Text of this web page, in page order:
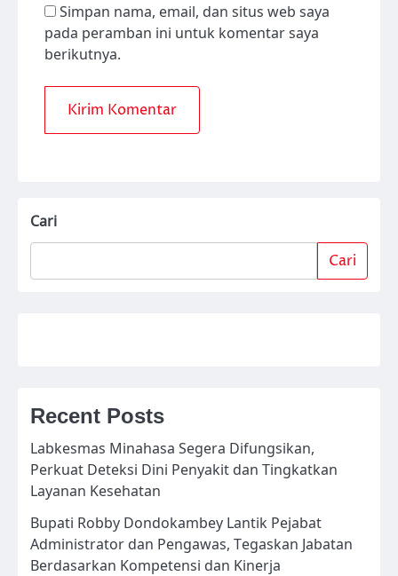
Simpan nama, email, dan situs web saya
pada peramban ini untuk komentar saya
berikutnya.
Cari
Cari
Recent Posts
Labkesmas Minahasa Segera Difungsikan,
Perkuat Deteksi Dini Penyakit dan Tingkatkan
Layanan Kesehatan
Bupati Robby Dondokambey Lantik Pejabat
Administrator dan Pengawas, Tegaskan Jabatan
Berdasarkan Kompetensi dan Kinerja